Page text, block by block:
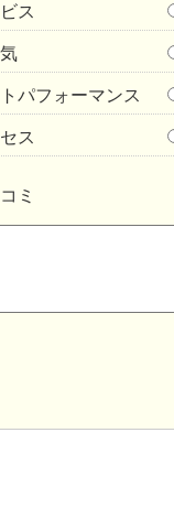
ス
パフォーマンス
ス
ミ